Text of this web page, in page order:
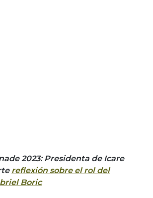
2023: Presidenta de Icare
reflexión sobre el rol del
Boric